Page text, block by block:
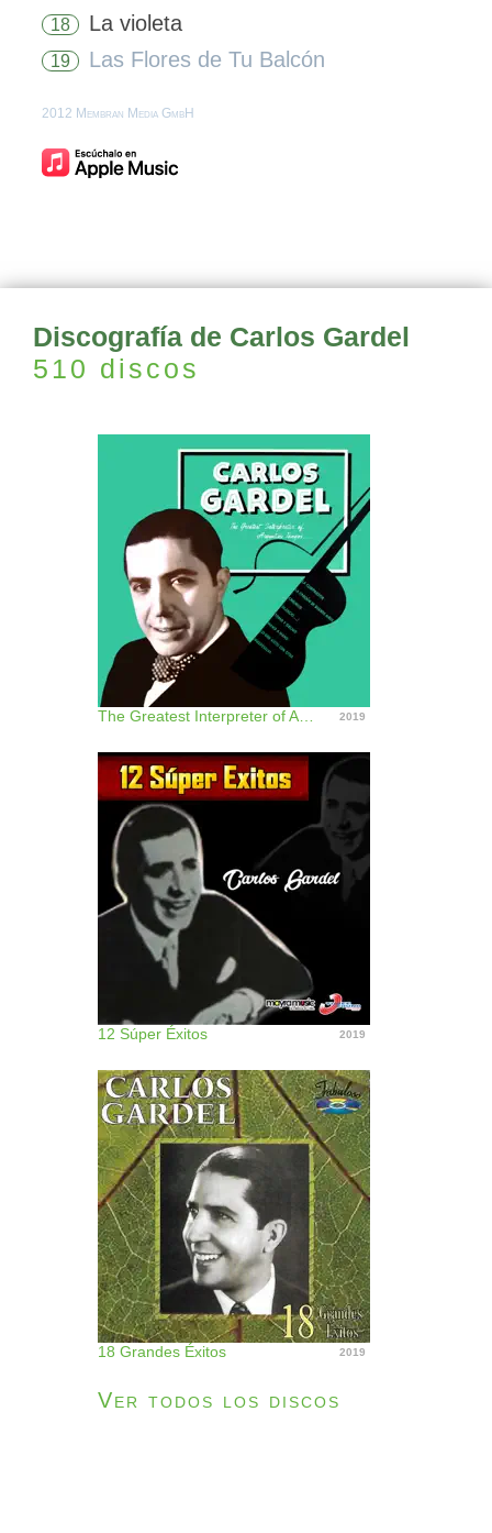
18 La violeta
19 Las Flores de Tu Balcón
2012 Membran Media GmbH
Discografía de Carlos Gardel
510 discos
2019
12 Súper Éxitos 2019
18 Grandes Éxitos 2019
Ver todos los discos